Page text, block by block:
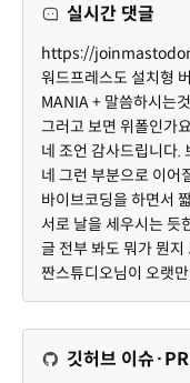
실시간 댓글
깃허브 이슈·PR